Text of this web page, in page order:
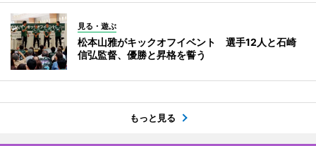
見る・遊ぶ
松本山雅がキックオフイベント 選手12人と石崎
信弘監督、優勝と昇格を誓う
もっと見る